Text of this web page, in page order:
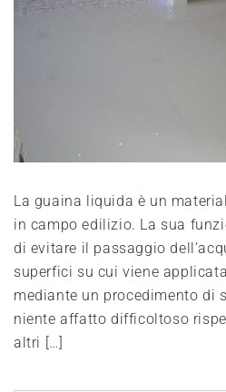
La guaina liquida è un
in campo edilizio. La sua
di evitare il passaggio
superfici su cui viene
mediante un procedimento di
niente affatto difficoltoso
altri […]